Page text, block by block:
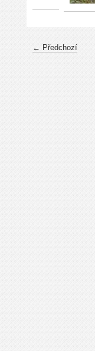
← Předchozí